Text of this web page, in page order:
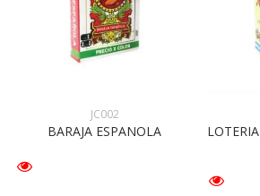
JC002
BARAJA ESPANOLA